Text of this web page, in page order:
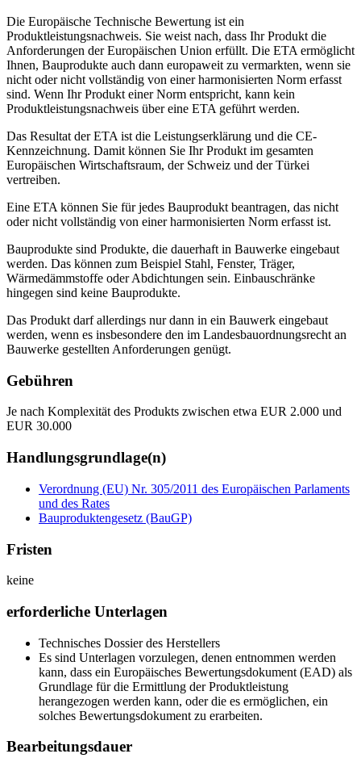
Die Europäische Technische Bewertung ist ein
Produktleistungsnachweis. Sie weist nach, dass Ihr Produkt die
Anforderungen der Europäischen Union erfüllt. Die ETA ermöglicht
Ihnen, Bauprodukte auch dann europaweit zu vermarkten, wenn sie
nicht oder nicht vollständig von einer harmonisierten Norm erfasst
sind. Wenn Ihr Produkt einer Norm entspricht, kann kein
Produktleistungsnachweis über eine ETA geführt werden.
Das Resultat der ETA ist die Leistungserklärung und die CE-
Kennzeichnung. Damit können Sie Ihr Produkt im gesamten
Europäischen Wirtschaftsraum, der Schweiz und der Türkei
vertreiben.
Eine ETA können Sie für jedes Bauprodukt beantragen, das nicht
oder nicht vollständig von einer harmonisierten Norm erfasst ist.
Bauprodukte sind Produkte, die dauerhaft in Bauwerke eingebaut
werden. Das können zum Beispiel Stahl, Fenster, Träger,
Wärmedämmstoffe oder Abdichtungen sein. Einbauschränke
hingegen sind keine Bauprodukte.
Das Produkt darf allerdings nur dann in ein Bauwerk eingebaut
werden, wenn es insbesondere den im Landesbauordnungsrecht an
Bauwerke gestellten Anforderungen genügt.
Gebühren
Je nach Komplexität des Produkts zwischen etwa EUR 2.000 und
EUR 30.000
Handlungsgrundlage(n)
Verordnung (EU) Nr. 305/2011 des Europäischen Parlaments
und des Rates
Bauproduktengesetz (BauGP)
Fristen
keine
erforderliche Unterlagen
Technisches Dossier des Herstellers
Es sind Unterlagen vorzulegen, denen entnommen werden
kann, dass ein Europäisches Bewertungsdokument (EAD) als
Grundlage für die Ermittlung der Produktleistung
herangezogen werden kann, oder die es ermöglichen, ein
solches Bewertungsdokument zu erarbeiten.
Bearbeitungsdauer